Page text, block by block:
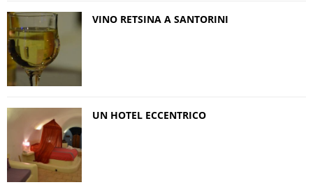
VINO RETSINA A SANTORINI
UN HOTEL ECCENTRICO